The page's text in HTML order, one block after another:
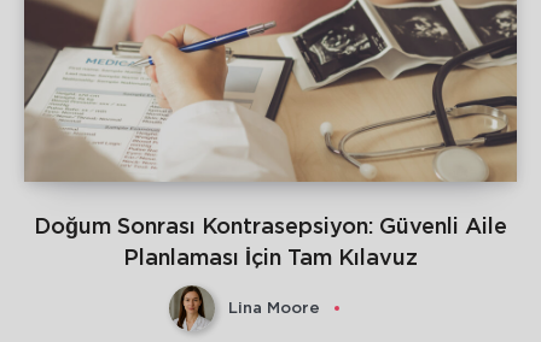
Doğum Sonrası Kontrasepsiyon: Güvenli Aile
Planlaması İçin Tam Kılavuz
Lina Moore